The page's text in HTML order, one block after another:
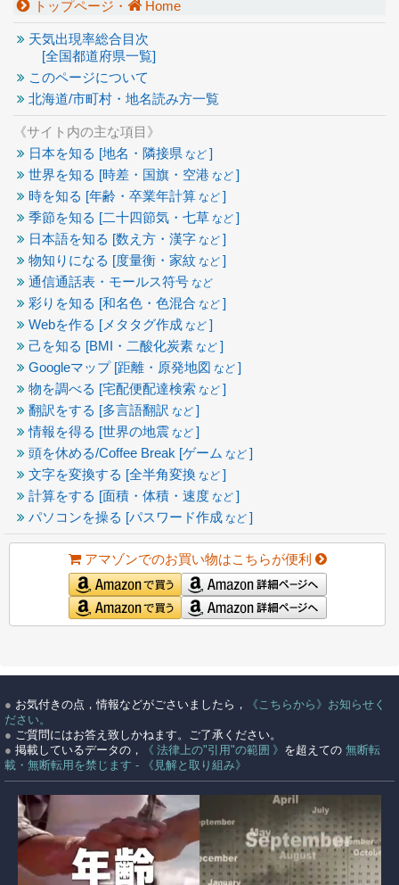
トップページ・ Home
天気出現率総合目次
[全国都道府県一覧]
このページについて
北海道/市町村・地名読み方一覧
《サイト内の主な項目》
日本を知る [地名・隣接県 など ]
世界を知る [時差・国旗・空港 など ]
時を知る [年齢・卒業年計算 など ]
季節を知る [二十四節気・七草 など ]
日本語を知る [数え方・漢字 など ]
物知りになる [度量衡・家紋 など ]
通信通話表・モールス符号 など
彩りを知る [和名色・色混合 など ]
Webを作る [メタタグ作成 など ]
己を知る [BMI・二酸化炭素 など ]
Googleマップ [距離・原発地図 など ]
物を調べる [宅配便配達検索 など ]
翻訳をする [多言語翻訳 など ]
情報を得る [世界の地震 など ]
頭を休める/Coffee Break [ゲーム など ]
文字を変換する [全半角変換 など ]
計算をする [面積・体積・速度 など ]
パソコンを操る [パスワード作成 など ]
アマゾンでのお買い物はこちらが便利
● お気付きの点，情報などがごさいましたら，
《こちらから》お知らせく
ださい。
● ご質問にはお答え致しかねます。ご了承ください。
● 掲載しているデータの， 《 法律上の"引用"の範囲 》 を超えての 無断転
載・無断転用を禁じます - 《見解と取り組み》